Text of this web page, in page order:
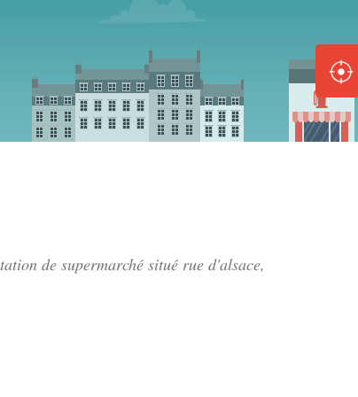
de supermarché situé rue d'alsace,
Disponible Épuisé
Disponible Épuisé